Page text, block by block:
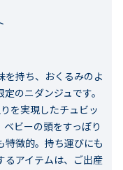
を持ち、おくるみのよ
のニダンジュです。
を実現したチュビッ
ビーの頭をすっぽり
特徴的。持ち運びにも
るアイテムは、ご出産